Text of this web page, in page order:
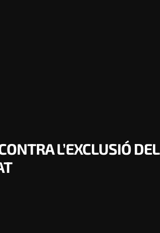
L’EXCLUSIÓ DEL